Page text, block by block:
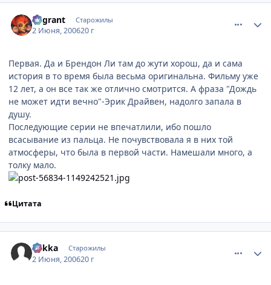
Vagrant Старожилы
2 Июня, 200620 г
Первая. Да и Брендон Ли там до жути хорош, да и сама
история в то время была весьма оригинальна. Фильму уже
12 лет, а он все так же отлично смотрится. А фраза "Дождь
не может идти вечно"-Эрик Драйвен, надолго запала в
душу.
Последующие серии не впечатлили, ибо пошло
всасывание из пальца. Не почувствовала я в них той
атмосферы, что была в первой части. Намешали много, а
толку мало.
Цитата
Rakka Старожилы
2 Июня, 200620 г